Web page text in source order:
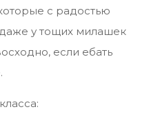
с радостью
у тощих милашек
если ебать